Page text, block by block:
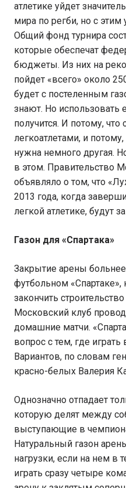
атлетике уйдет
мира по регби, но с этим
Общий фонд турнира
которые обеспечат
бюджеты. Из них на
пойдет «всего» около
будет с постеленным
знают. Но использовать
получится. И потому, что
легкоатлетами, и
нужна немного другая.
в этом. Правительство
объявляло о том, что
2013 года, когда
легкой атлетике, будут
Газон для «Спартака»
Закрытие арены
футбольном «Спартаке»,
закончить
Московский клуб
домашние матчи.
вопрос с тем, где
Вариантов, по словам
красно-белых Валерия
Однозначно отпадает
которую делят между
выступающие в
Натуральный газон
нагрузки, если на нем в
играть сразу четыре